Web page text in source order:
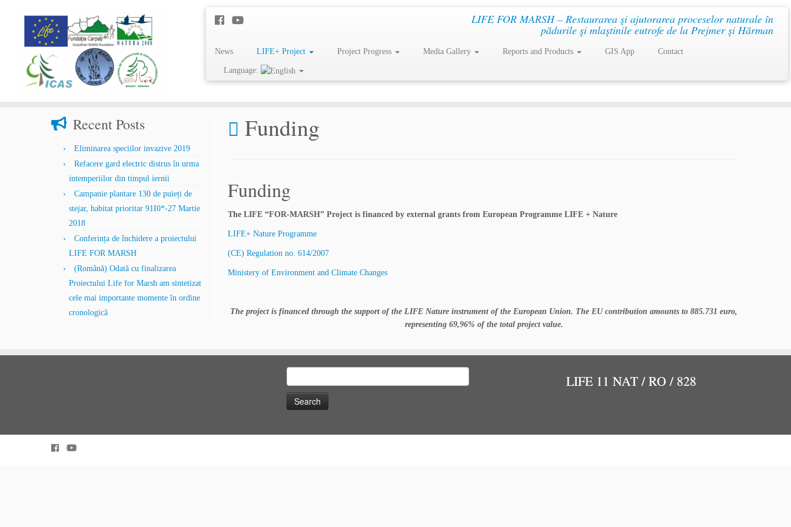
LIFE FOR MARSH – Restaurarea şi ajutorarea proceselor naturale în
pădurile şi mlaştinile eutrofe de la Prejmer şi Hărman
News LIFE+ Project Project Progress Media Gallery Reports and Products GIS App Contact
Language:
Recent Posts
Eliminarea speciilor invazive 2019
Refacere gard electric distrus în urma
intemperiilor din timpul iernii
Campanie plantare 130 de puieți de
stejar, habitat prioritar 91I0*-27 Martie
2018
Conferința de închidere a proiectului
LIFE FOR MARSH
(Română) Odată cu finalizarea
Proiectului Life for Marsh am sintetizat
cele mai importante momente în ordine
cronologică
Funding
Funding
The LIFE “FOR-MARSH” Project is financed by external grants from European Programme LIFE + Nature
LIFE+ Nature Programme
(CE) Regulation no. 614/2007
Ministery of Environment and Climate Changes
The project is financed through the support of the LIFE Nature instrument of the European Union. The EU contribution amounts to 885.731 euro,
representing 69,96% of the total project value.
for:
LIFE 11 NAT / RO / 828